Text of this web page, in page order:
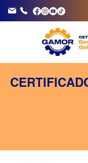
3320072